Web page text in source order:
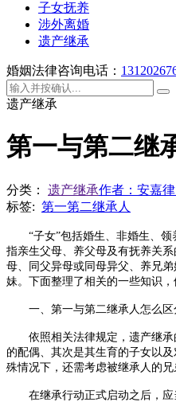
子女抚养
涉外离婚
遗产继承
婚姻法律咨询电话：
遗产继承
第一与第二继
分类： 遗产继承作者： 安嘉
标签: 第一第二继承人
“子女”包括婚生、非婚生、
指亲生父母、养父母及有抚养关
母、同父异母或同母异父、养兄
妹。 下面整理了相关的一些知识，
一、第一与第二继承人怎么区
依照相关法律规定，遗产继
的配偶、其次是其生育的子女以
殊情况下，还需考虑被继承人的兄
在继承行动正式启动之后，